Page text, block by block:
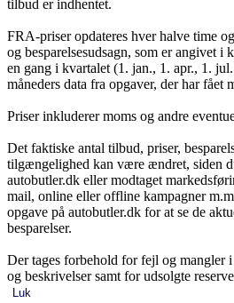
tilbud er indhentet.
FRA-priser opdateres hver halve time
og besparelsesudsagn, som er angivet i
en gang i kvartalet (1. jan., 1. apr., 1.
måneders data fra opgaver, der har fået
Priser inkluderer moms og andre
Det faktiske antal tilbud, priser,
tilgængelighed kan være ændret, siden
autobutler.dk eller modtaget
mail, online eller offline kampagner
opgave på autobutler.dk for at se de
besparelser.
Der tages forbehold for fejl og mangler
og beskrivelser samt for udsolgte
Luk